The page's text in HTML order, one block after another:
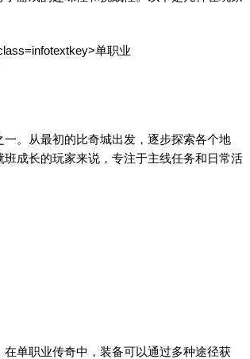
。从最初的比奇城出发，逐步探索各个地
成长的玩家来说，专注于主线任务和日常活
在单职业传奇中，装备可以通过多种途径获